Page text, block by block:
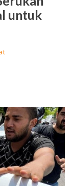
untuk